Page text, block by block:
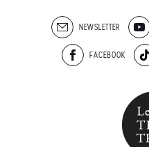
NEWSLETTER
FACEBOOK